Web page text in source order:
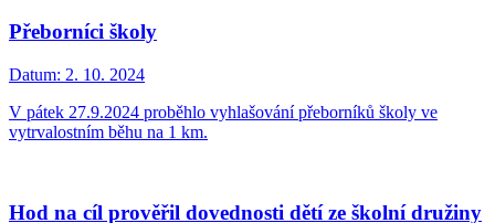
Přeborníci školy
Datum: 2. 10. 2024
V pátek 27.9.2024 proběhlo vyhlašování přeborníků školy ve
vytrvalostním běhu na 1 km.
Hod na cíl prověřil dovednosti dětí ze školní družiny